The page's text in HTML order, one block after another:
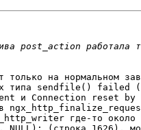
только на нормальном
типа sendfile() failed
и Connection reset by
где-то